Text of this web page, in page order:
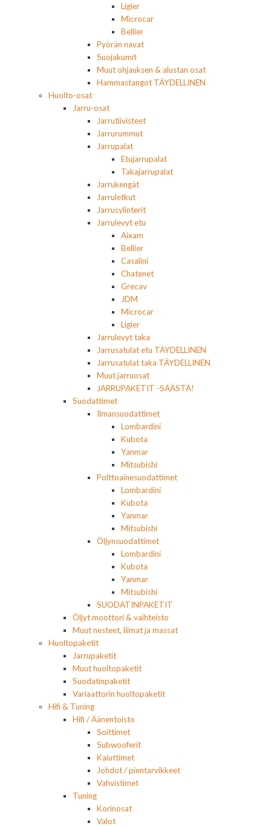
Ligier
Microcar
Bellier
Pyörän navat
Suojakumit
Muut ohjauksen & alustan osat
Hammastangot TÄYDELLINEN
Huolto-osat
Jarru-osat
Jarrutiivisteet
Jarrurummut
Jarrupalat
Etujarrupalat
Takajarrupalat
Jarrukengät
Jarruletkut
Jarrusylinterit
Jarrulevyt etu
Aixam
Bellier
Casalini
Chatenet
Grecav
JDM
Microcar
Ligier
Jarrulevyt taka
Jarrusatulat etu TÄYDELLINEN
Jarrusatulat taka TÄYDELLINEN
Muut jarruosat
JARRUPAKETIT -SÄÄSTÄ!
Suodattimet
Ilmansuodattimet
Lombardini
Kubota
Yanmar
Mitsubishi
Polttoainesuodattimet
Lombardini
Kubota
Yanmar
Mitsubishi
Öljynsuodattimet
Lombardini
Kubota
Yanmar
Mitsubishi
SUODATINPAKETIT
Öljyt moottori & vaihteisto
Muut nesteet, liimat ja massat
Huoltopaketit
Jarrupaketit
Muut huoltopaketit
Suodatinpaketit
Variaattorin huoltopaketit
Hifi & Tuning
Hifi / Äänentoisto
Soittimet
Subwooferit
Kaiuttimet
Johdot / pientarvikkeet
Vahvistimet
Tuning
Korinosat
Valot